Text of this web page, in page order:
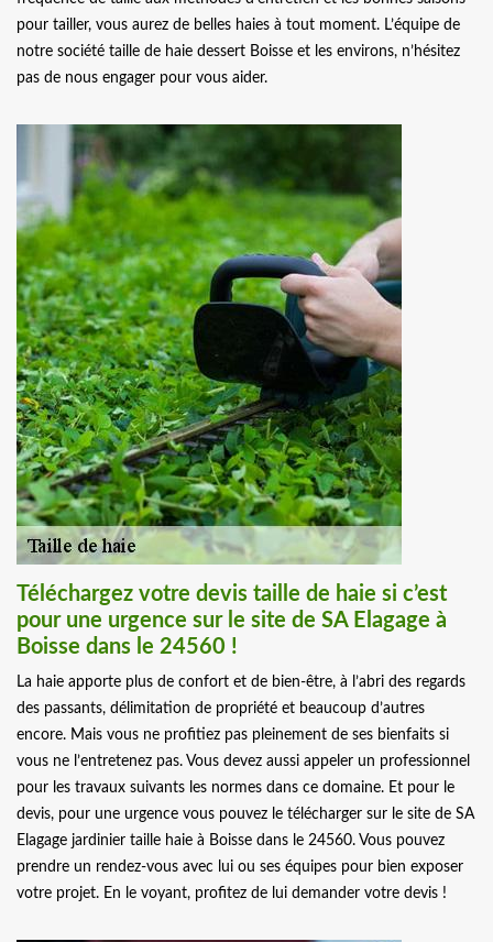
pour tailler, vous aurez de belles haies à tout moment. L’équipe de
notre société taille de haie dessert Boisse et les environs, n’hésitez
pas de nous engager pour vous aider.
Téléchargez votre devis taille de haie si c’est
pour une urgence sur le site de SA Elagage à
Boisse dans le 24560 !
La haie apporte plus de confort et de bien-être, à l’abri des regards
des passants, délimitation de propriété et beaucoup d’autres
encore. Mais vous ne profitiez pas pleinement de ses bienfaits si
vous ne l’entretenez pas. Vous devez aussi appeler un professionnel
pour les travaux suivants les normes dans ce domaine. Et pour le
devis, pour une urgence vous pouvez le télécharger sur le site de SA
Elagage jardinier taille haie à Boisse dans le 24560. Vous pouvez
prendre un rendez-vous avec lui ou ses équipes pour bien exposer
votre projet. En le voyant, profitez de lui demander votre devis !